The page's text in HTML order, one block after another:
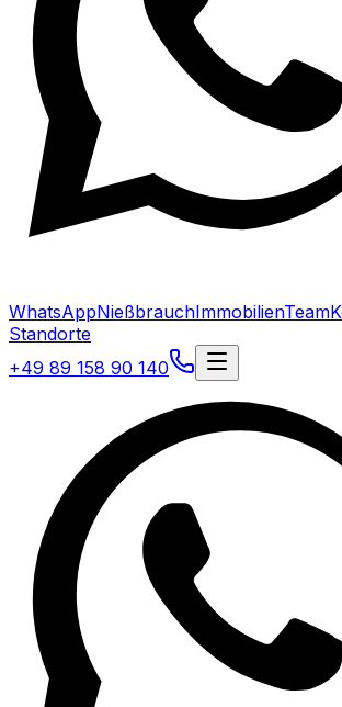
WhatsAppNießbrauchImmobilienTeam
Standorte
+49 89 158 90 140